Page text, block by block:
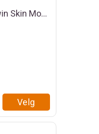
Fischer Twin Skin Mohair Neony Wide
Velg